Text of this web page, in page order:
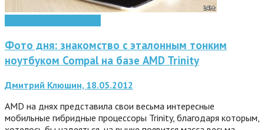
Фото дня: знакомство с эталонным тонким
ноутбуком Compal на базе AMD Trinity
Дмитрий Клюшин, 18.05.2012
AMD на днях представила свои весьма интересные
мобильные гибридные процессоры Trinity, благодаря которым,